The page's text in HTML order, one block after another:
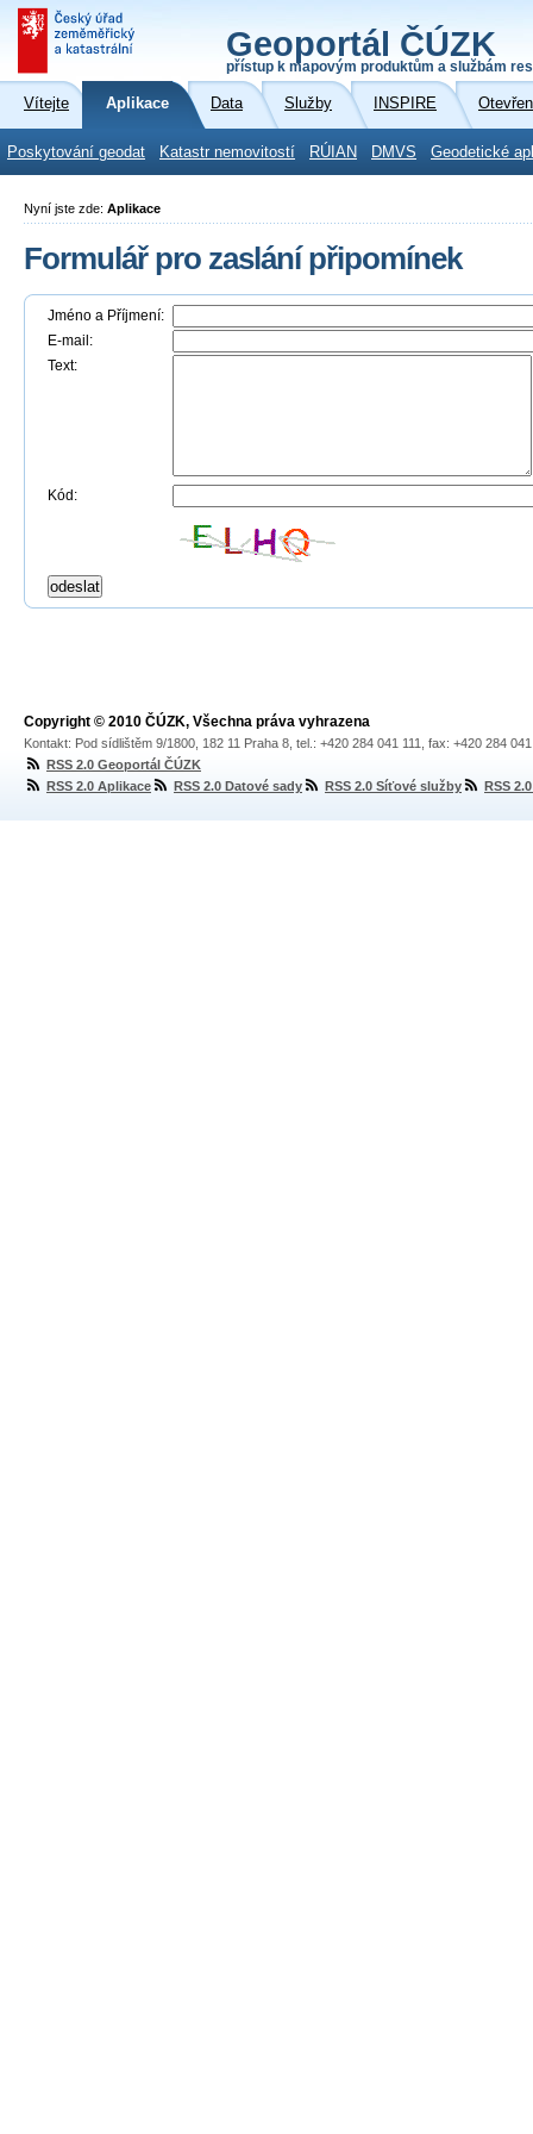
Geoportál ČÚZK
přístup k mapovým produktům a službám
Vítejte Aplikace Data Služby INSPIRE
Poskytování geodat Katastr nemovitostí RÚIAN DMVS Geodetické
Nyní jste zde: Aplikace
Formulář pro zaslání připomínek
Jméno a Příjmení:
E-mail:
Text:
Kód:
Copyright © 2010 ČÚZK, Všechna práva vyhrazena
Kontakt: Pod sídlištěm 9/1800, 182 11 Praha 8, tel.: +420 284 041 111, fax: +420 284
RSS 2.0 Geoportál ČÚZK
RSS 2.0 Aplikace
RSS 2.0 Datové sady RSS 2.0 Síťové služby RSS